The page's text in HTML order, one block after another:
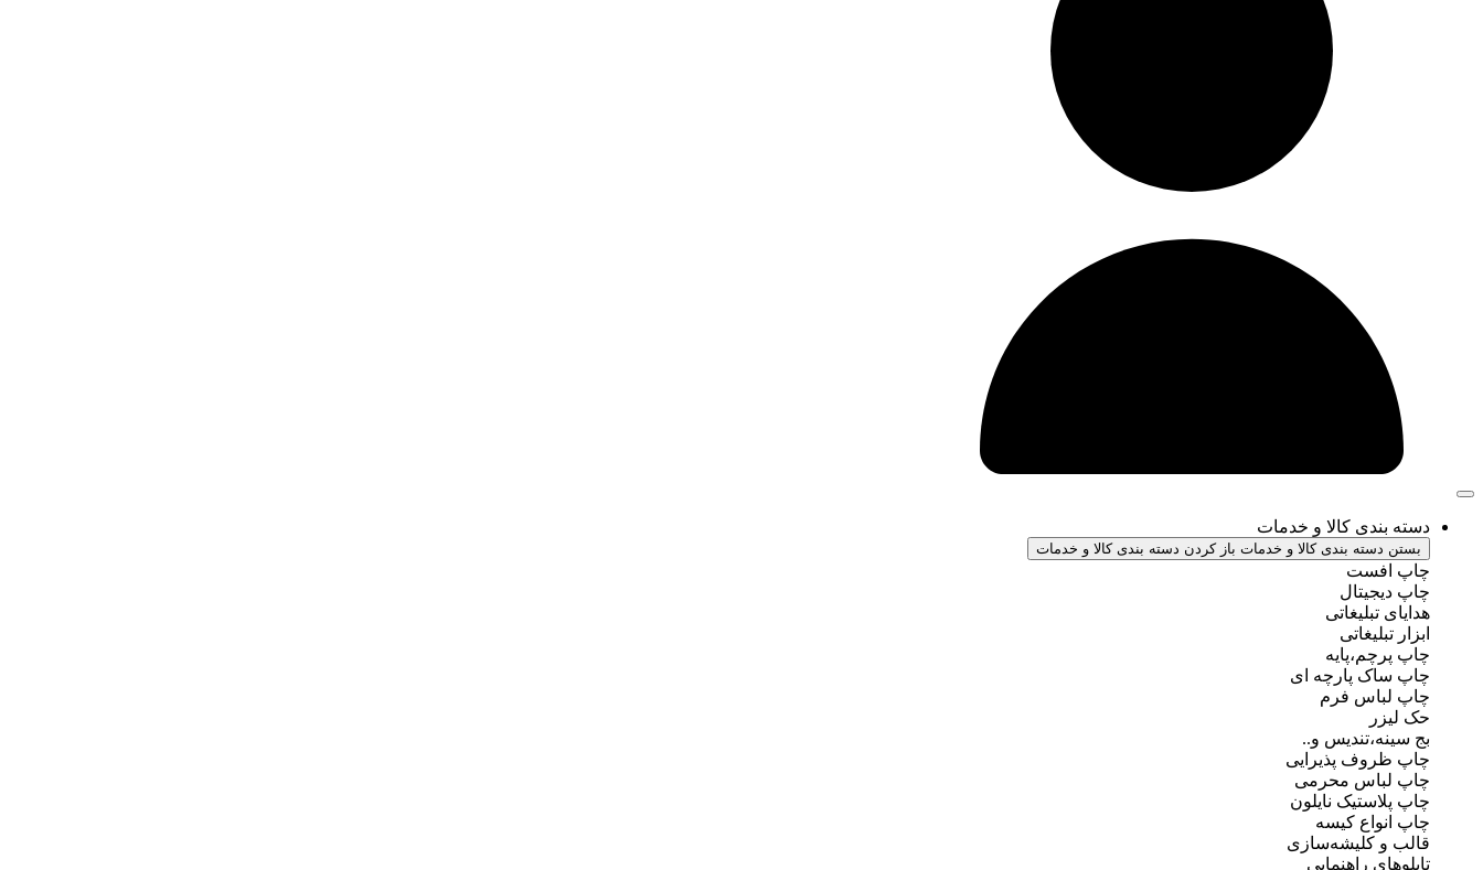
دسته بندی کالا و خدمات
بستن دسته بندی کالا و خدمات باز کردن دسته بندی کالا و خدمات
چاپ افست
چاپ دیجیتال
هدایای تبلیغاتی
ابزار تبلیغاتی
چاپ پرچم،پایه
چاپ ساک پارچه ای
چاپ لباس فرم
حک لیزر
بج سینه،تندیس و..
چاپ ظروف پذیرایی
چاپ لباس محرمی
چاپ پلاستیک نایلون
چاپ انواع کیسه
قالب و کلیشه‌سازی
تابلوهای راهنمایی